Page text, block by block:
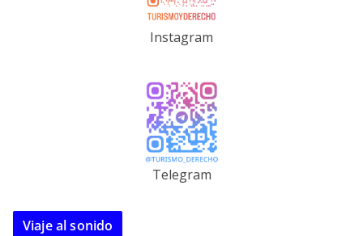
Instagram
Telegram
Viaje al sonido